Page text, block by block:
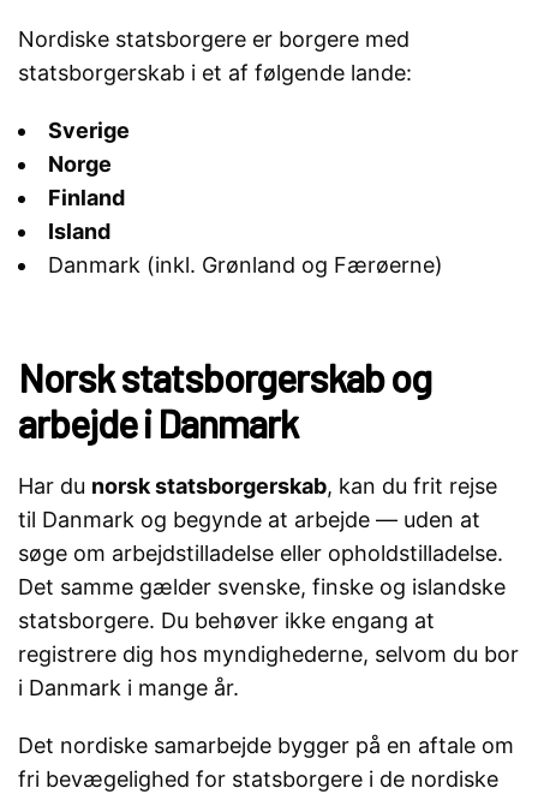
Nordiske statsborgere er borgere med
statsborgerskab i et af følgende lande:
Sverige
Norge
Finland
Island
Danmark (inkl. Grønland og Færøerne)
Norsk statsborgerskab og
arbejde i Danmark
Har du norsk statsborgerskab, kan du frit rejse
til Danmark og begynde at arbejde — uden at
søge om arbejdstilladelse eller opholdstilladelse.
Det samme gælder svenske, finske og islandske
statsborgere. Du behøver ikke engang at
registrere dig hos myndighederne, selvom du bor
i Danmark i mange år.
Det nordiske samarbejde bygger på en aftale om
fri bevægelighed for statsborgere i de nordiske